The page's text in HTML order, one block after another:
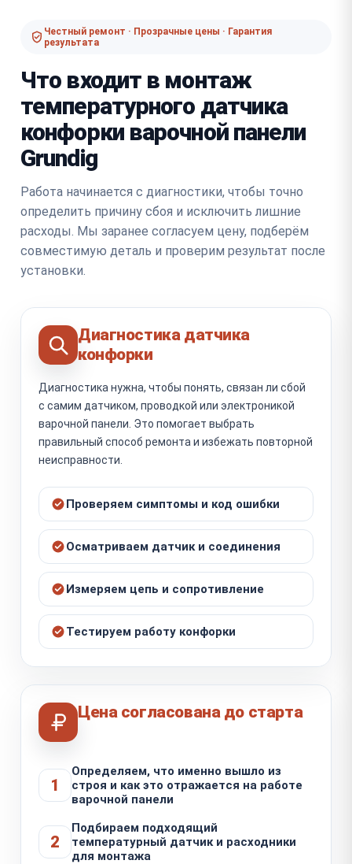
Честный ремонт · Прозрачные цены · Гарантия
результата
Что входит в монтаж
температурного датчика
конфорки варочной панели
Grundig
Работа начинается с диагностики, чтобы точно
определить причину сбоя и исключить лишние
расходы. Мы заранее согласуем цену, подберём
совместимую деталь и проверим результат после
установки.
Диагностика датчика
конфорки
Диагностика нужна, чтобы понять, связан ли сбой
с самим датчиком, проводкой или электроникой
варочной панели. Это помогает выбрать
правильный способ ремонта и избежать повторной
неисправности.
Проверяем симптомы и код ошибки
Осматриваем датчик и соединения
Измеряем цепь и сопротивление
Тестируем работу конфорки
Цена согласована до старта
1
Определяем, что именно вышло из
строя и как это отражается на работе
варочной панели
2
Подбираем подходящий
температурный датчик и расходники
для монтажа